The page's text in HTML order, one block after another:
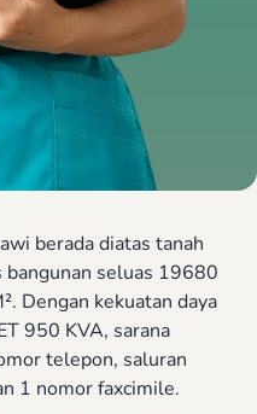
berada diatas tanah
seluas 19680
Dengan kekuatan daya
950 KVA, sarana
telepon, saluran
1 nomor faxcimile.